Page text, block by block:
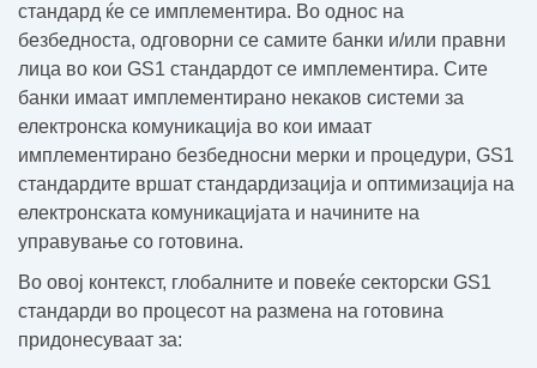
стандард ќе се имплементира. Во однос на
безбедноста, одговорни се самите банки и/или правни
лица во кои GS1 стандардот се имплементира. Сите
банки имаат имплементирано некаков системи за
електронска комуникација во кои имаат
имплементирано безбедносни мерки и процедури, GS1
стандардите вршат стандардизација и оптимизација на
електронската комуникацијата и начините на
управување со готовина.
Во овој контекст, глобалните и повеќе секторски GS1
стандарди во процесот на размена на готовина
придонесуваат за: